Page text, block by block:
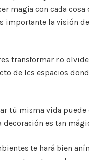
magia con cada cosa
importante la visión
transformar no
de los espacios
tú misma vida puede
decoración es tan
te hará bien